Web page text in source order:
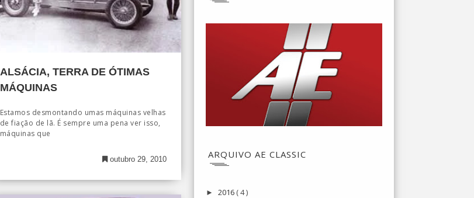
ALSÁCIA, TERRA DE ÓTIMAS
MÁQUINAS
Estamos desmontando umas máquinas velhas
de fiação de lã. É sempre uma pena ver isso,
máquinas que
outubro 29, 2010 ARQUIVO AE CLASSIC
► 2016 ( 4 )